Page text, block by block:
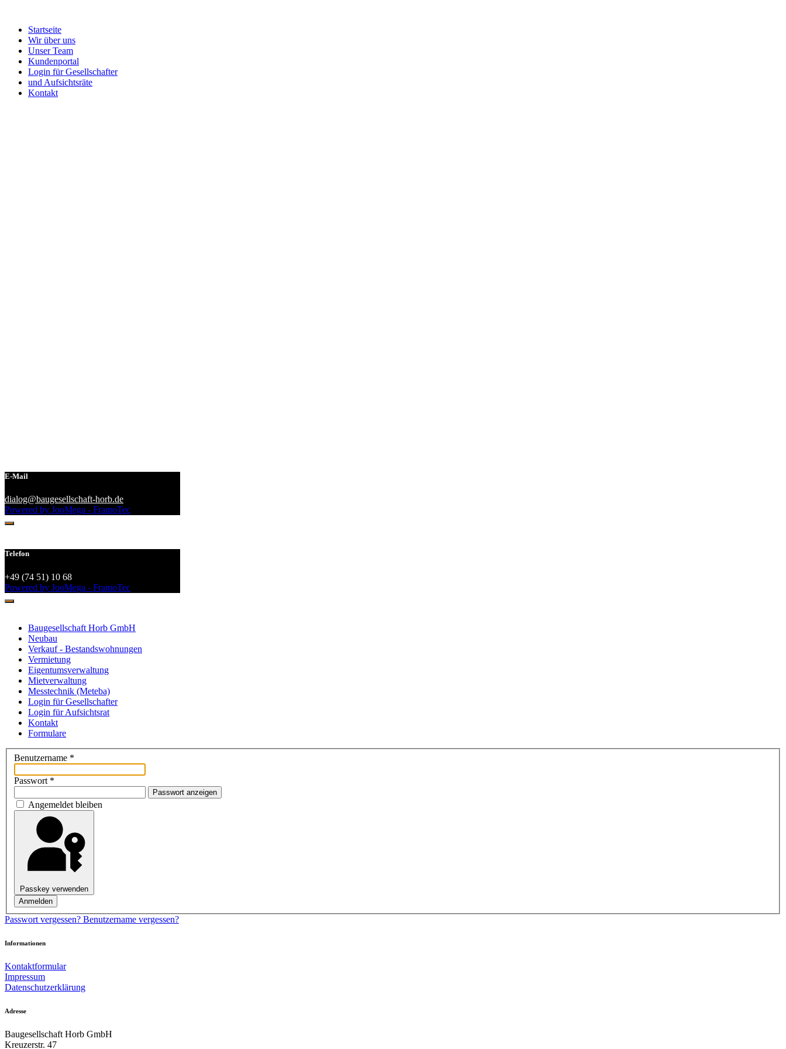
Startseite
Wir über uns
Unser Team
Kundenportal
Login für Gesellschafter
und Aufsichtsräte
Kontakt
E-Mail
dialog@baugesellschaft-horb.de
Powered by JooMega - FramoTec
Telefon
+49 (74 51) 10 68
Powered by JooMega - FramoTec
Baugesellschaft Horb GmbH
Neubau
Verkauf - Bestandswohnungen
Vermietung
Eigentumsverwaltung
Mietverwaltung
Messtechnik (Meteba)
Login für Gesellschafter
Login für Aufsichtsrat
Kontakt
Formulare
Benutzername *
Passwort *
Passwort anzeigen
Angemeldet bleiben
Passkey verwenden
Anmelden
Passwort vergessen? Benutzername vergessen?
Informationen
Kontaktformular
Impressum
Datenschutzerklärung
Adresse
Baugesellschaft Horb GmbH
Kreuzerstr. 47